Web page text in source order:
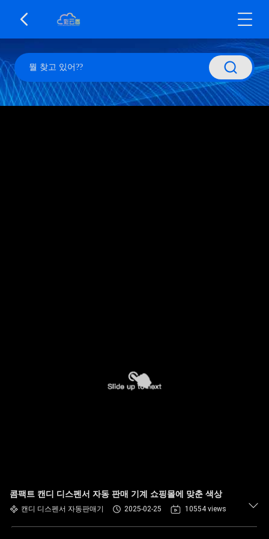
콤팩트 캔디 디스펜서 자동 판매 기계 쇼핑몰에 맞춘 색상
캔디 디스펜서 자동판매기 2025-02-25 10554 views